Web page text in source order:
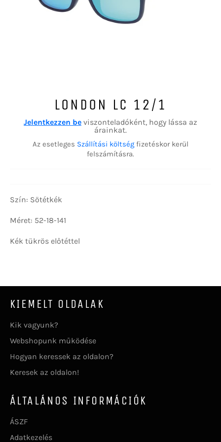
LONDON LC 12/1
Jelentkezzen be viszonteladóként, hogy lássa az
árainkat.
Az esetleges Szállítási költség fizetéskor kerül
felszámításra.
Szín: Sötétkék
Méret: 52-18-141
Kék tükrös előtéttel
KIEMELT OLDALAK
Kik vagyunk?
Webshopunk működése
Hogyan keressek az oldalon?
Keresek az oldalon!
ÁLTALÁNOS INFORMÁCIÓK
ÁSZF
Adatkezelés